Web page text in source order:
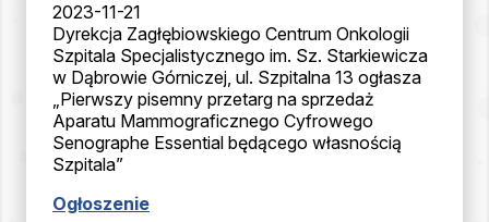
2023-11-21
Dyrekcja Zagłębiowskiego Centrum Onkologii
Szpitala Specjalistycznego im. Sz. Starkiewicza
w Dąbrowie Górniczej, ul. Szpitalna 13 ogłasza
„Pierwszy pisemny przetarg na sprzedaż
Aparatu Mammograficznego Cyfrowego
Senographe Essential będącego własnością
Szpitala”
Ogłoszenie